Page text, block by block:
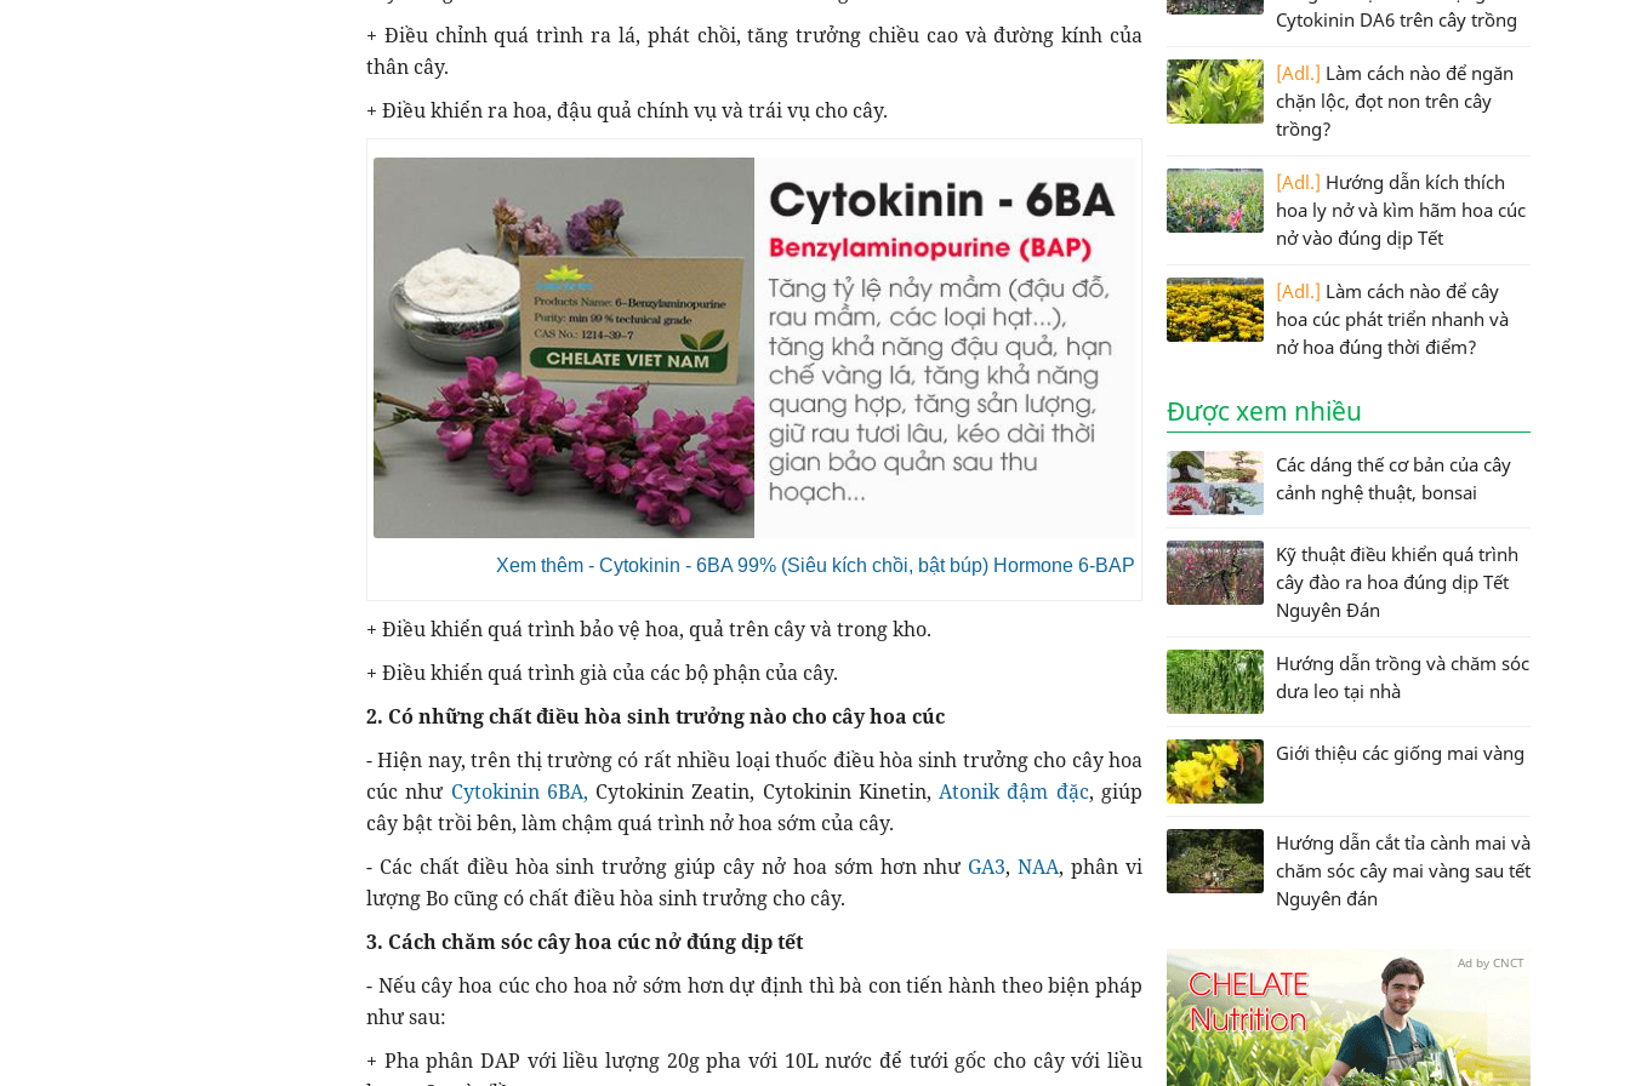
+ Điều chỉnh quá trình ra lá, phát chồi, tăng trưởng chiều cao và đường kính của
thân cây.
+ Điều khiển ra hoa, đậu quả chính vụ và trái vụ cho cây.
Xem thêm - Cytokinin - 6BA 99% (Siêu kích chồi, bật búp) Hormone 6-BAP
+ Điều khiển quá trình bảo vệ hoa, quả trên cây và trong kho.
+ Điều khiển quá trình già của các bộ phận của cây.
2. Có những chất điều hòa sinh trưởng nào cho cây hoa cúc
- Hiện nay, trên thị trường có rất nhiều loại thuốc điều hòa sinh trưởng cho cây hoa
cúc như Cytokinin 6BA, Cytokinin Zeatin, Cytokinin Kinetin, Atonik đậm đặc, giúp
cây bật trồi bên, làm chậm quá trình nở hoa sớm của cây.
- Các chất điều hòa sinh trưởng giúp cây nở hoa sớm hơn như GA3,NAA, phân vi
lượng Bo cũng có chất điều hòa sinh trưởng cho cây.
3. Cách chăm sóc cây hoa cúc nở đúng dịp tết
- Nếu cây hoa cúc cho hoa nở sớm hơn dự định thì bà con tiến hành theo biện pháp
như sau:
+ Pha phân DAP với liều lượng 20g pha với 10L nước để tưới gốc cho cây với liều
Cytokinin DA6 trên cây trồng
[Adl.] Làm cách nào để ngăn
chặn lộc, đọt non trên cây
trồng?
[Adl.] Hướng dẫn kích thích
hoa ly nở và kìm hãm hoa cúc
nở vào đúng dịp Tết
[Adl.] Làm cách nào để cây
hoa cúc phát triển nhanh và
nở hoa đúng thời điểm?
Được xem nhiều
Các dáng thế cơ bản của cây
cảnh nghệ thuật, bonsai
Kỹ thuật điều khiển quá trình
cây đào ra hoa đúng dịp Tết
Nguyên Đán
Hướng dẫn trồng và chăm sóc
dưa leo tại nhà
Giới thiệu các giống mai vàng
Hướng dẫn cắt tỉa cành mai và
chăm sóc cây mai vàng sau tết
Nguyên đán
Ad by CNCT